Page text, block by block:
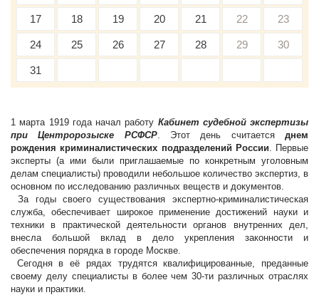
17 18 19 20 21 22 23
24 25 26 27 28 29 30
31
1 марта 1919 года начал работу Кабинет судебной экспертизы
при Центророзыске РСФСР. Этот день считаетсяднем
рождения криминалистических подразделений России. Первые
эксперты (а ими были приглашаемые по конкретным уголовным
делам специалисты) проводили небольшое количество экспертиз, в
основном по исследованию различных веществ и документов.
За годы своего существования экспертно-криминалистическая
служба, обеспечивает широкое применение достижений науки и
техники в практической деятельности органов внутренних дел,
внесла большой вклад в дело укрепления законности и
обеспечения порядка в городе Москве.
Сегодня в её рядах трудятся квалифицированные, преданные
своему делу специалисты в более чем 30-ти различных отраслях
науки и практики.